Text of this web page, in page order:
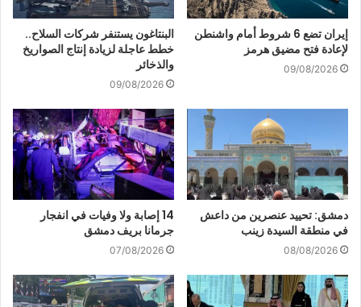
إيران تضع 6 شروط أمام واشنطن
لإعادة فتح مضيق هرمز
09/08/2026
البنتاغون يستنفر شركات السلاح..
خطط عاجلة لزيادة إنتاج الصواريخ
والذخائر
09/08/2026
دمشق: تحييد عنصرين من داعش
في منطقة السيدة زينب
08/08/2026
14 إصابة ولا وفيات في انفجار
جرمانا بريف دمشق
07/08/2026